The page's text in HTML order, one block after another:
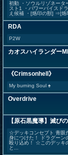
初動 ・ソウルリゾネータ
スト1 ・パワーバイスド
え候補 ・[烙印の獣] ⇒[烙
RDA
P2W
カオスハイランダー
《Crimsonhell》
My burning Soul ♠️
Overdrive
【原石黒魔導】滅び
☆デッキコンセプト 青眼
身につけた！ ドラグーン
殴り込め！ ☆このデッキ
と...